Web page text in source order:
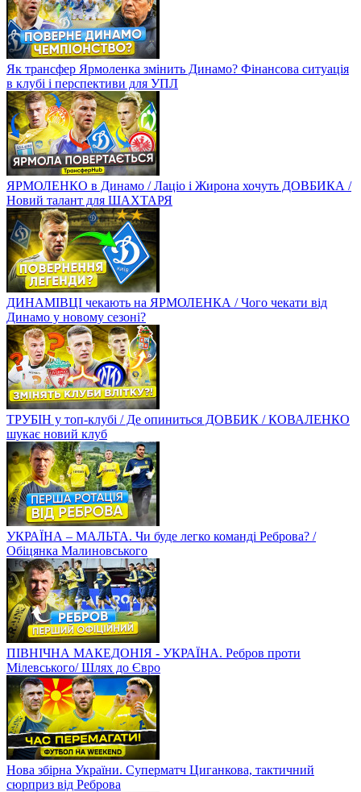
Як трансфер Ярмоленка змінить Динамо? Фінансова ситуація
в клубі і перспективи для УПЛ
ЯРМОЛЕНКО в Динамо / Лаціо і Жирона хочуть ДОВБИКА /
Новий талант для ШАХТАРЯ
ДИНАМІВЦІ чекають на ЯРМОЛЕНКА / Чого чекати від
Динамо у новому сезоні?
ТРУБІН у топ-клубі / Де опиниться ДОВБИК / КОВАЛЕНКО
шукає новий клуб
УКРАЇНА – МАЛЬТА. Чи буде легко команді Реброва? /
Обіцянка Малиновського
ПІВНІЧНА МАКЕДОНІЯ - УКРАЇНА. Ребров проти
Мілевського/ Шлях до Євро
Нова збірна України. Суперматч Циганкова, тактичний
сюрприз від Реброва